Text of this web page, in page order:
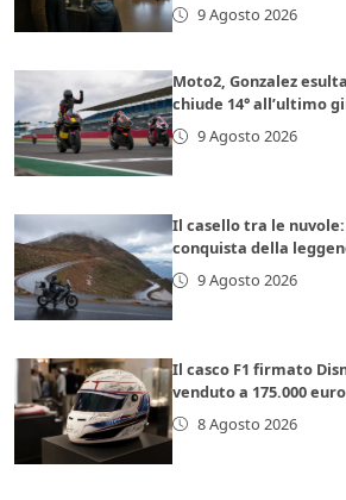
9 Agosto 2026
Moto2, Gonzalez
chiude 14° all’ultimo
9 Agosto 2026
Il casello tra le
conquista della
9 Agosto 2026
Il casco F1 firmato
venduto a 175.000 euro
8 Agosto 2026